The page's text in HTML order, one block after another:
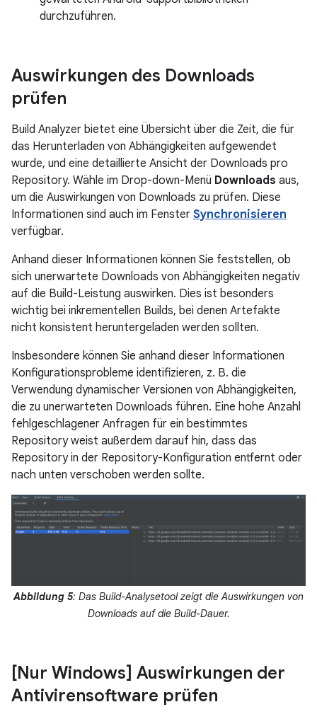
durchzuführen.
Auswirkungen des Downloads
prüfen
Build Analyzer bietet eine Übersicht über die Zeit, die für
das Herunterladen von Abhängigkeiten aufgewendet
wurde, und eine detaillierte Ansicht der Downloads pro
Repository. Wähle im Drop-down-Menü Downloads aus,
um die Auswirkungen von Downloads zu prüfen. Diese
Informationen sind auch im Fenster Synchronisieren
verfügbar.
Anhand dieser Informationen können Sie feststellen, ob
sich unerwartete Downloads von Abhängigkeiten negativ
auf die Build-Leistung auswirken. Dies ist besonders
wichtig bei inkrementellen Builds, bei denen Artefakte
nicht konsistent heruntergeladen werden sollten.
Insbesondere können Sie anhand dieser Informationen
Konfigurationsprobleme identifizieren, z. B. die
Verwendung dynamischer Versionen von Abhängigkeiten,
die zu unerwarteten Downloads führen. Eine hohe Anzahl
fehlgeschlagener Anfragen für ein bestimmtes
Repository weist außerdem darauf hin, dass das
Repository in der Repository-Konfiguration entfernt oder
nach unten verschoben werden sollte.
Abbildung 5: Das Build-Analysetool zeigt die Auswirkungen von
Downloads auf die Build-Dauer.
[Nur Windows] Auswirkungen der
Antivirensoftware prüfen